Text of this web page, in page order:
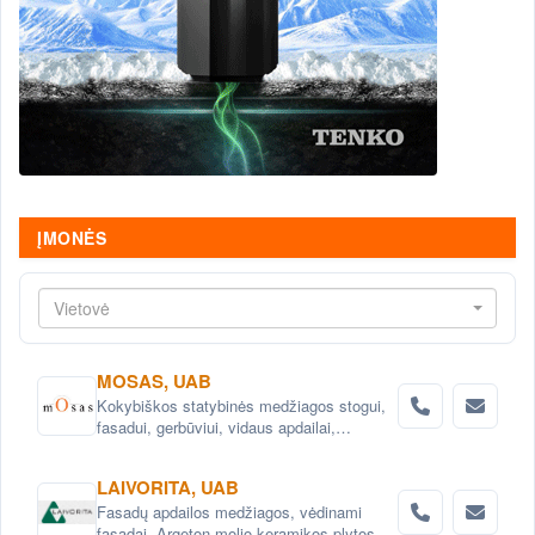
ĮMONĖS
Vietovė
MOSAS, UAB
Kokybiškos statybinės medžiagos stogui,
fasadui, gerbūviui, vidaus apdailai,
LAIVORITA, UAB
Fasadų apdailos medžiagos, vėdinami